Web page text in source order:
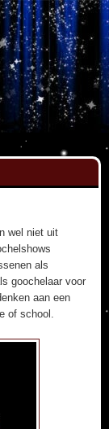
wel niet uit
als
goochelaar voor
aan een
of school.